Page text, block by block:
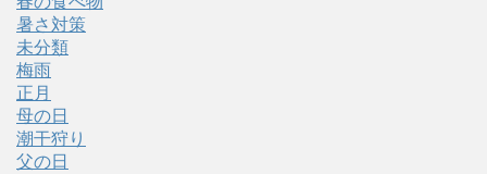
暑さ対策
未分類
梅雨
正月
母の日
潮干狩り
父の日